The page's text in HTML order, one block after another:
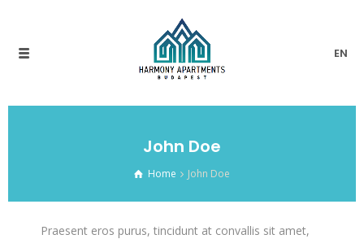
EN
John Doe
Home John Doe
Praesent eros purus, tincidunt at convallis sit amet,